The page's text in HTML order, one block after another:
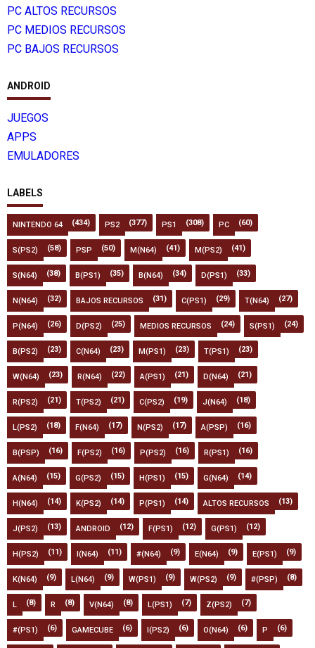
PC ALTOS RECURSOS
PC MEDIOS RECURSOS
PC BAJOS RECURSOS
ANDROID
JUEGOS
APPS
EMULADORES
LABELS
NINTENDO 64 (434) PS2 (377) PS1 (308) PC (60)
S(PS2) (58) PSP (50) M(N64) (41) M(PS2) (41)
S(N64) (38) B(PS1) (35) B(N64) (34) D(PS1) (33)
N(N64) (32) BAJOS RECURSOS (31) C(PS1) (29) T(N64) (27)
P(N64) (26) D(PS2) (25) MEDIOS RECURSOS (24) S(PS1) (24)
B(PS2) (23) C(N64) (23) M(PS1) (23) T(PS1) (23)
W(N64) (23) R(N64) (22) A(PS1) (21) D(N64) (21)
R(PS2) (21) T(PS2) (21) C(PS2) (19) J(N64) (18)
L(PS2) (18) F(N64) (17) N(PS2) (17) A(PSP) (16)
B(PSP) (16) F(PS2) (16) P(PS2) (16) R(PS1) (16)
A(N64) (15) G(PS2) (15) H(PS1) (15) G(N64) (14)
H(N64) (14) K(PS2) (14) P(PS1) (14) ALTOS RECURSOS (13)
J(PS2) (13) ANDROID (12) F(PS1) (12) G(PS1) (12)
H(PS2) (11) I(N64) (11) #(N64) (9) E(N64) (9) E(PS1) (9)
K(N64) (9) L(N64) (9) W(PS1) (9) W(PS2) (9) #(PSP) (8)
L (8) R (8) V(N64) (8) L(PS1) (7) Z(PS2) (7)
#(PS1) (6) GAMECUBE (6) I(PS2) (6) O(N64) (6) P (6)